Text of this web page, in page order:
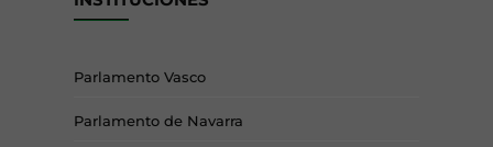
Parlamento Vasco
Parlamento de Navarra